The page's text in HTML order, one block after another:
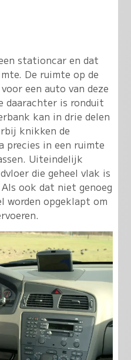
stationcar en dat
De ruimte op de
een auto van deze
daarachter is ronduit
kan in drie delen
knikken de
precies in een ruimte
Uiteindelijk
die geheel vlak is
ook dat niet genoeg
worden opgeklapt om